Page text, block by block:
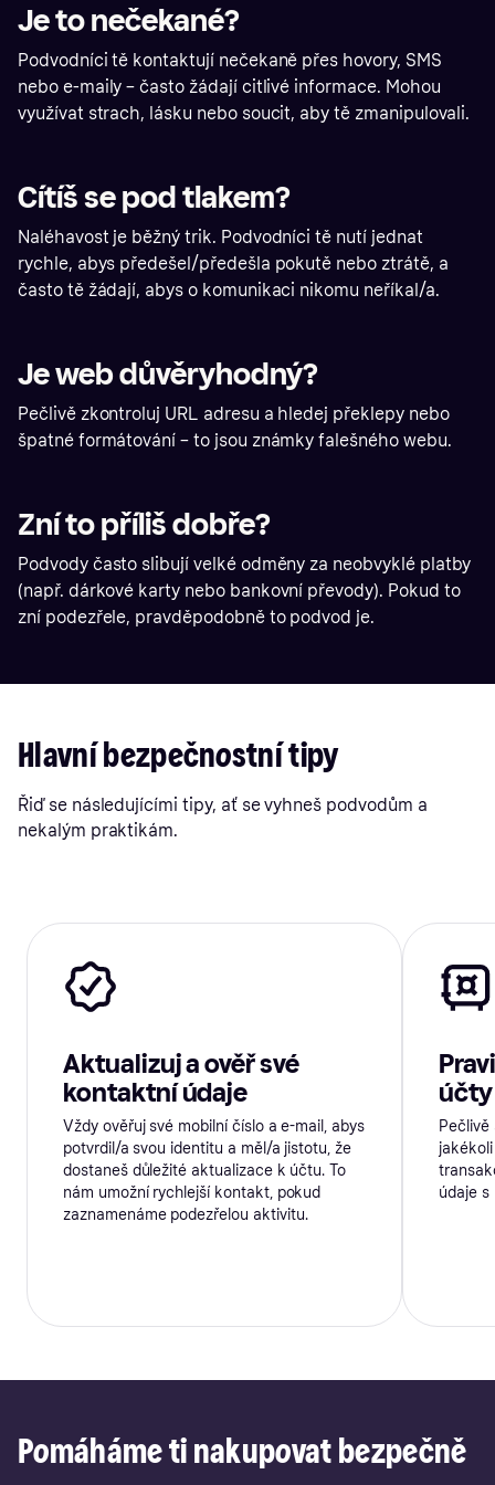
Je to nečekané?
Podvodníci tě kontaktují nečekaně přes hovory, SMS
nebo e-maily – často žádají citlivé informace. Mohou
využívat strach, lásku nebo soucit, aby tě zmanipulovali.
Cítíš se pod tlakem?
Naléhavost je běžný trik. Podvodníci tě nutí jednat
rychle, abys předešel/předešla pokutě nebo ztrátě, a
často tě žádají, abys o komunikaci nikomu neříkal/a.
Je web důvěryhodný?
Pečlivě zkontroluj URL adresu a hledej překlepy nebo
špatné formátování – to jsou známky falešného webu.
Zní to příliš dobře?
Podvody často slibují velké odměny za neobvyklé platby
(např. dárkové karty nebo bankovní převody). Pokud to
zní podezřele, pravděpodobně to podvod je.
Hlavní bezpečnostní tipy
Řiď se následujícími tipy, ať se vyhneš podvodům a
nekalým praktikám.
Aktualizuj a ověř své
kontaktní údaje
Vždy ověřuj své mobilní číslo a e-mail, abys
potvrdil/a svou identitu a měl/a jistotu, že
dostaneš důležité aktualizace k účtu. To
nám umožní rychlejší kontakt, pokud
zaznamenáme podezřelou aktivitu.
účty
údaje s
Pomáháme ti nakupovat bezpečně